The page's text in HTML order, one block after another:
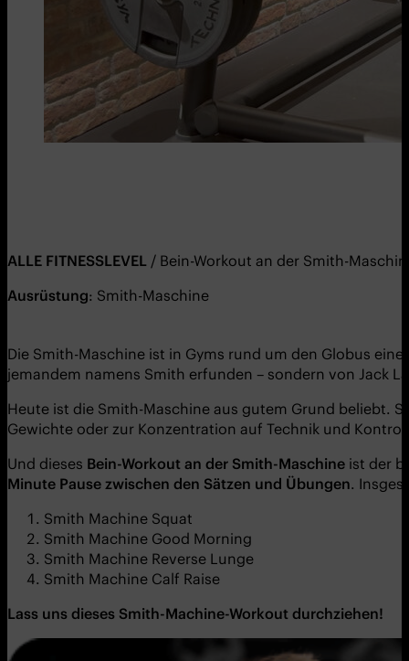
ALLE FITNESSLEVEL / Bein-Workout an der Smith-
Ausrüstung: Smith-Maschine
Die Smith-Maschine ist in Gyms rund um den Globus
jemandem namens Smith erfunden – sondern von Jack
Heute ist die Smith-Maschine aus gutem Grund beliebt.
Gewichte oder zur Konzentration auf Technik und
Und dieses Bein-Workout an der Smith-Maschine ist der
Minute Pause zwischen den Sätzen und Übungen.
Smith Machine Squat
Smith Machine Good Morning
Smith Machine Reverse Lunge
Smith Machine Calf Raise
Lass uns dieses Smith-Machine-Workout durchziehen!